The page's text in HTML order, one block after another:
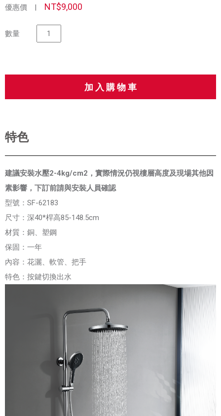
優惠價 | NT$9,000
數量
特色
建議安裝水壓2-4kg/cm2，實際情況仍視樓層高度及現場其他因
素影響，下訂前請與安裝人員確認
型號：SF-62183
尺寸：深40*桿高85-148.5cm
材質：銅、塑鋼
保固：一年
內容：花灑、軟管、把手
特色：按鍵切換出水